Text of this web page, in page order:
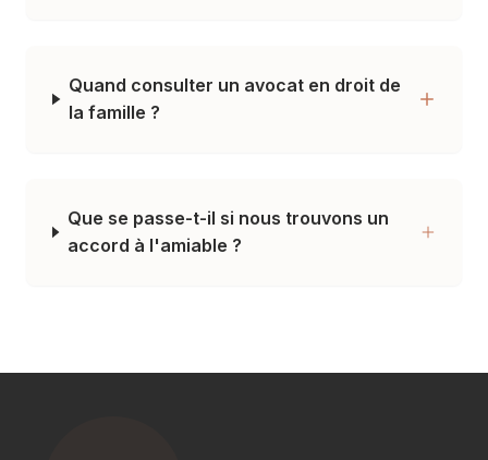
Quand consulter un avocat en droit de
la famille ?
Que se passe-t-il si nous trouvons un
accord à l'amiable ?